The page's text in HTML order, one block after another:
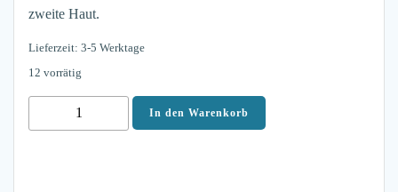
zweite Haut.
Lieferzeit: 3-5 Werktage
12 vorrätig
Montagehandschuh
In den Warenkorb